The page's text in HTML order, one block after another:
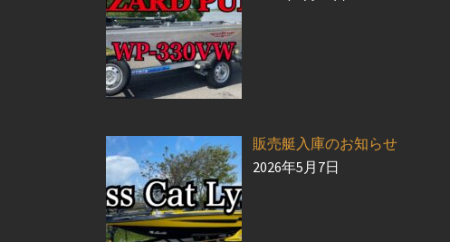
販売艇入庫のお知らせ
2026年5月7日